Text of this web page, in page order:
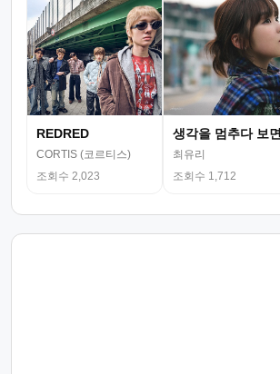
REDRED
CORTIS (코르티스)
조회수 2,023
생각을 멈추다 보면
최유리
조회수 1,712